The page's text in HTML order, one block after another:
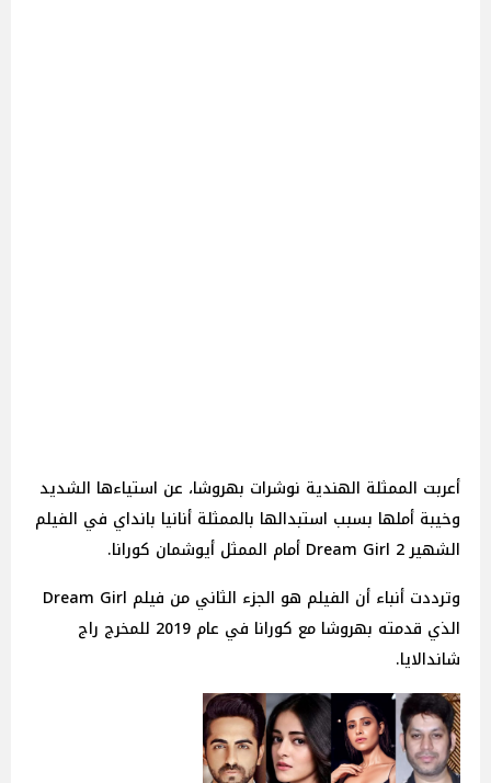
أعربت الممثلة الهندية نوشرات بهروشا، عن استياءها الشديد
وخيبة أملها بسبب استبدالها بالممثلة أنانيا بانداي في الفيلم
الشهير Dream Girl 2 أمام الممثل أيوشمان كورانا.
وترددت أنباء أن الفيلم هو الجزء الثاني من فيلم Dream Girl
الذي قدمته بهروشا مع كورانا في عام 2019 للمخرج راج
شاندالايا.